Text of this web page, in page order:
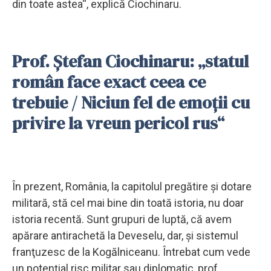
din toate astea“, explică Ciochinaru.
Prof. Ștefan Ciochinaru: „statul
român face exact ceea ce
trebuie / Niciun fel de emoţii cu
privire la vreun pericol rus“
În prezent, România, la capitolul pregătire și dotare
militară, stă cel mai bine din toată istoria, nu doar
istoria recentă. Sunt grupuri de luptă, că avem
apărare antirachetă la Deveselu, dar, şi sistemul
franţuzesc de la Kogălniceanu. Întrebat cum vede
un potențial risc militar sau diplomatic, prof